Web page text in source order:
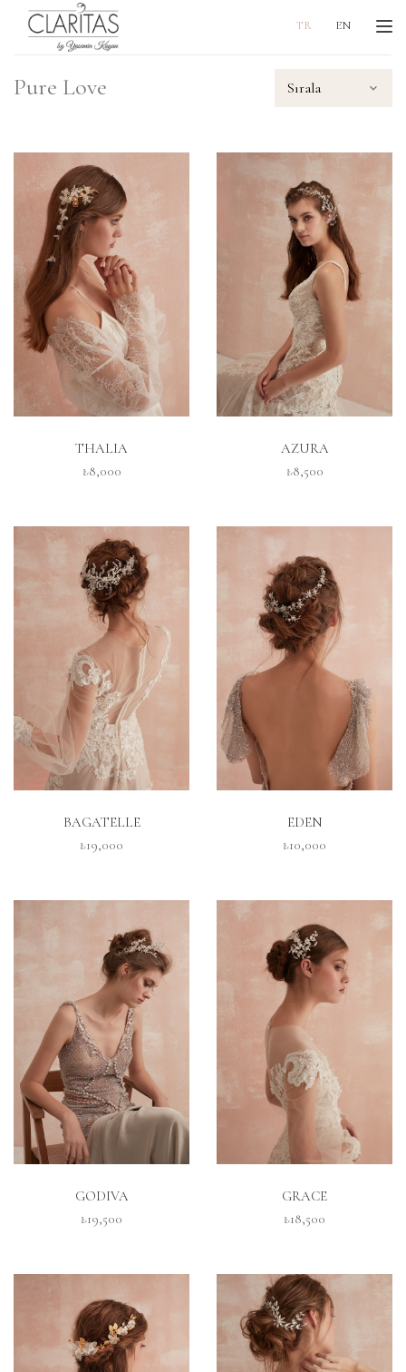
TR EN
Pure Love
THALIA
₺8,000
AZURA
₺8,500
BAGATELLE
₺19,000
EDEN
₺10,000
GODIVA
₺19,500
GRACE
₺18,500